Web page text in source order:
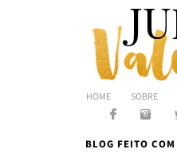
HOME SOBRE
BLOG FEITO COM